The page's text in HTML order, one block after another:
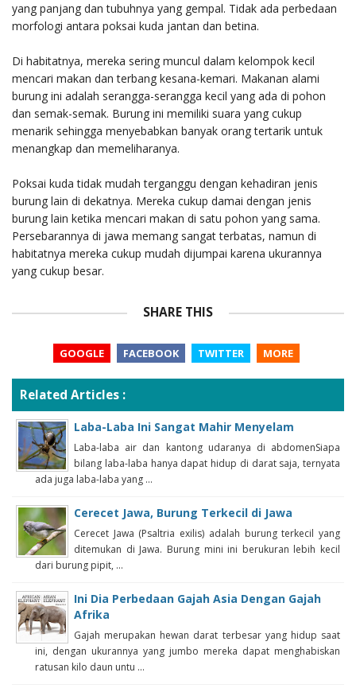
yang panjang dan tubuhnya yang gempal. Tidak ada perbedaan
morfologi antara poksai kuda jantan dan betina.
Di habitatnya, mereka sering muncul dalam kelompok kecil
mencari makan dan terbang kesana-kemari. Makanan alami
burung ini adalah serangga-serangga kecil yang ada di pohon
dan semak-semak. Burung ini memiliki suara yang cukup
menarik sehingga menyebabkan banyak orang tertarik untuk
menangkap dan memeliharanya.
Poksai kuda tidak mudah terganggu dengan kehadiran jenis
burung lain di dekatnya. Mereka cukup damai dengan jenis
burung lain ketika mencari makan di satu pohon yang sama.
Persebarannya di jawa memang sangat terbatas, namun di
habitatnya mereka cukup mudah dijumpai karena ukurannya
yang cukup besar.
SHARE THIS
GOOGLE FACEBOOK TWITTER MORE
Related Articles :
Laba-Laba Ini Sangat Mahir Menyelam
Laba-laba air dan kantong udaranya di abdomenSiapa
bilang laba-laba hanya dapat hidup di darat saja, ternyata
ada juga laba-laba yang ...
Cerecet Jawa, Burung Terkecil di Jawa
Cerecet Jawa (Psaltria exilis) adalah burung terkecil yang
ditemukan di Jawa. Burung mini ini berukuran lebih kecil
dari burung pipit, ...
Ini Dia Perbedaan Gajah Asia Dengan Gajah
Afrika
Gajah merupakan hewan darat terbesar yang hidup saat
ini, dengan ukurannya yang jumbo mereka dapat menghabiskan
ratusan kilo daun untu ...